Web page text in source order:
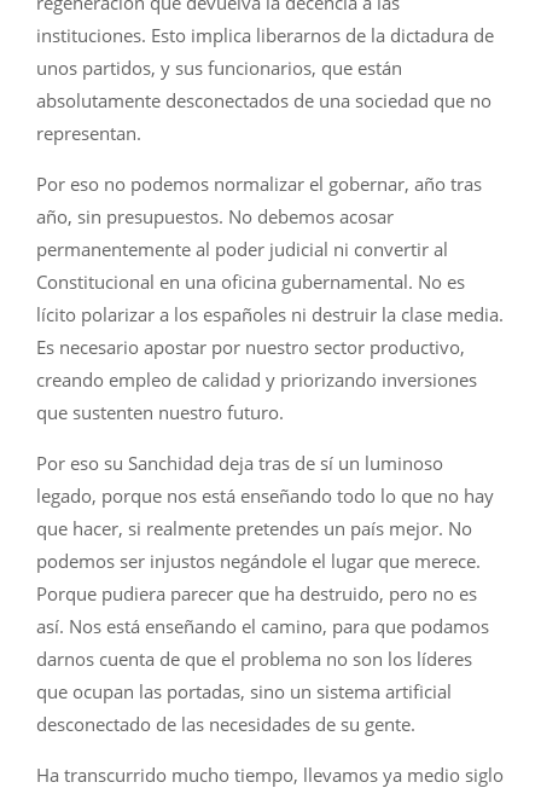
instituciones. Esto implica liberarnos de la dictadura de
unos partidos, y sus funcionarios, que están
absolutamente desconectados de una sociedad que no
representan.
Por eso no podemos normalizar el gobernar, año tras
año, sin presupuestos. No debemos acosar
permanentemente al poder judicial ni convertir al
Constitucional en una oficina gubernamental. No es
lícito polarizar a los españoles ni destruir la clase media.
Es necesario apostar por nuestro sector productivo,
creando empleo de calidad y priorizando inversiones
que sustenten nuestro futuro.
Por eso su Sanchidad deja tras de sí un luminoso
legado, porque nos está enseñando todo lo que no hay
que hacer, si realmente pretendes un país mejor. No
podemos ser injustos negándole el lugar que merece.
Porque pudiera parecer que ha destruido, pero no es
así. Nos está enseñando el camino, para que podamos
darnos cuenta de que el problema no son los líderes
que ocupan las portadas, sino un sistema artificial
desconectado de las necesidades de su gente.
Ha transcurrido mucho tiempo, llevamos ya medio siglo